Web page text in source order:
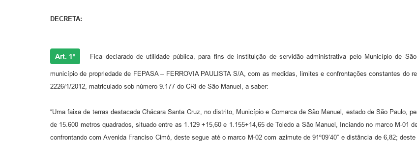
DECRETA:
Art. 1º Fica declarado de utilidade pública, para fins de instituição de servidão administrativa pelo Município de
município de propriedade de FEPASA – FERROVIA PAULISTA S/A, com as medidas, limites e confrontações constantes do
2226/1/2012, matriculado sob número 9.177 do CRI de São Manuel, a saber:
“Uma faixa de terras destacada Chácara Santa Cruz, no distrito, Município e Comarca de São Manuel, estado de São Paulo,
de 15.600 metros quadrados, situado entre as 1.129 +15,60 e 1.155+14,65 de Toledo a São Manuel, Inciando no marco M-01
confrontando com Avenida Franciso Cimó, deste segue até o marco M-02 com azimute de 91º09’40” e distância de 6,82;